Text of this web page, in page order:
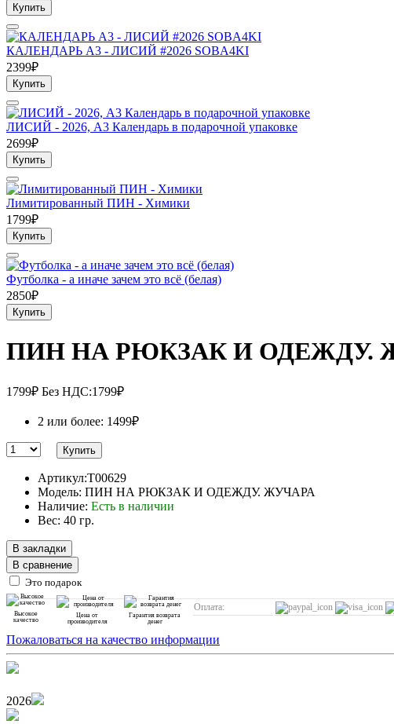
Купить
КАЛЕНДАРЬ А3 - ЛИСИЙ #2026 SOBA4KI
2399₽
Купить
ЛИСИЙ - 2026, А3 Календарь в подарочной упаковке
2699₽
Купить
Лимитированный ПИН - Химики
1799₽
Купить
Футболка - а иначе зачем это всё (белая)
2850₽
Купить
ПИН НА РЮКЗАК И ОДЕЖДУ.
1799₽ Без НДС:1799₽
2 или более: 1499₽
Купить
Артикул:T00629
Модель: ПИН НА РЮКЗАК И ОДЕЖДУ. ЖУЧАРА
Наличие: Есть в наличии
Вес: 40 гр.
В закладки
В сравнение
Это подарок
Высокое
качество
Цена от
производителя
Гарантия возврата
денег
Оплата:
Пожаловаться на качество информации
2026